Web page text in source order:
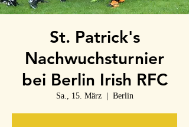
St. Patrick's
Nachwuchsturnier
bei Berlin Irish RFC
Sa., 15. März
  |
Berlin